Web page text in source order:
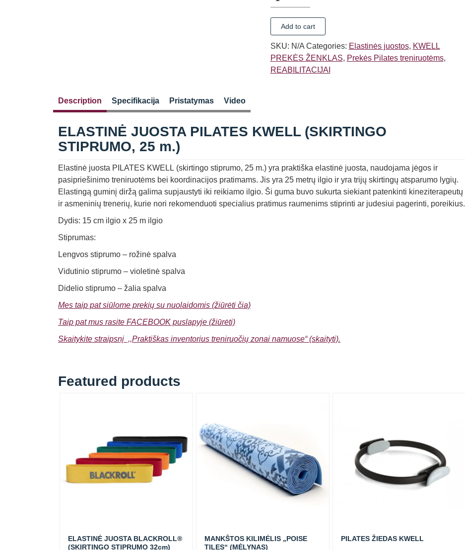
JUOSTA
PILATES
KWELL
(SKIRTINGO
STIPRUMO,
25
Add to cart
SKU: N/A Categories: Elastinės juostos, KWELL
PREKĖS ŽENKLAS, Prekės Pilates treniruotėms,
REABILITACIJAI
Description Specifikacija Pristatymas Video
ELASTINĖ JUOSTA PILATES KWELL (SKIRTINGO
STIPRUMO, 25 m.)
Elastinė juosta PILATES KWELL (skirtingo stiprumo, 25 m.) yra praktiška elastinė juosta, naudojama jėgos ir
pasipriešinimo treniruotėms bei koordinacijos pratimams. Jis yra 25 metrų ilgio ir yra trijų skirtingų atsparumo lygių.
Elastingą guminį diržą galima supjaustyti iki reikiamo ilgio. Ši guma buvo sukurta siekiant patenkinti kineziterapeutų
ir asmeninių trenerių, kurie nori rekomenduoti specialius pratimus raumenims stiprinti ar judesiui pagerinti, poreikius.
Dydis: 15 cm ilgio x 25 m ilgio
Stiprumas:
Lengvos stiprumo – rožinė spalva
Vidutinio stiprumo – violetinė spalva
Didelio stiprumo – žalia spalva
Mes taip pat siūlome prekių su nuolaidomis (žiūrėti čia)
Taip pat mus rasite FACEBOOK puslapyje (žiūrėti)
Skaitykite straipsnį ,,Praktiškas inventorius treniruočių zonai namuose“ (skaityti).
Featured products
ELASTINĖ JUOSTA BLACKROLL®
(SKIRTINGO STIPRUMO 32cm)
MANKŠTOS KILIMĖLIS „POISE
TILES“ (MĖLYNAS)
PILATES ŽIEDAS KWELL